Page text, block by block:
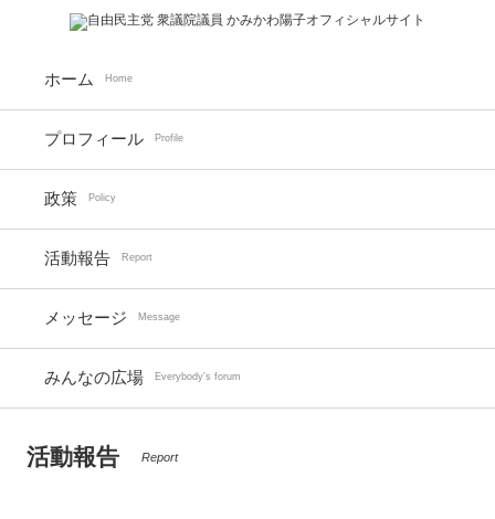
ホーム Home
プロフィール Profile
政策 Policy
活動報告 Report
メッセージ Message
みんなの広場 Everybody's forum
活動報告 Report